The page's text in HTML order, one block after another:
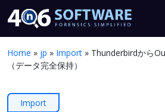
Home » jp » Import » Thunderbirdから
（データ完全保持）
Import